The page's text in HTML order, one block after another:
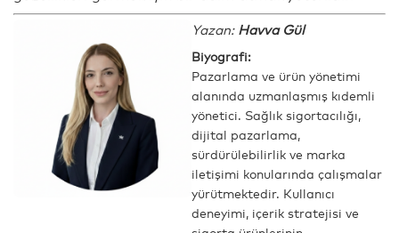
Yazan: Havva Gül
Biyografi:
Pazarlama ve ürün yönetimi
alanında uzmanlaşmış kıdemli
yönetici. Sağlık sigortacılığı,
dijital pazarlama,
sürdürülebilirlik ve marka
iletişimi konularında çalışmalar
yürütmektedir. Kullanıcı
deneyimi, içerik stratejisi ve